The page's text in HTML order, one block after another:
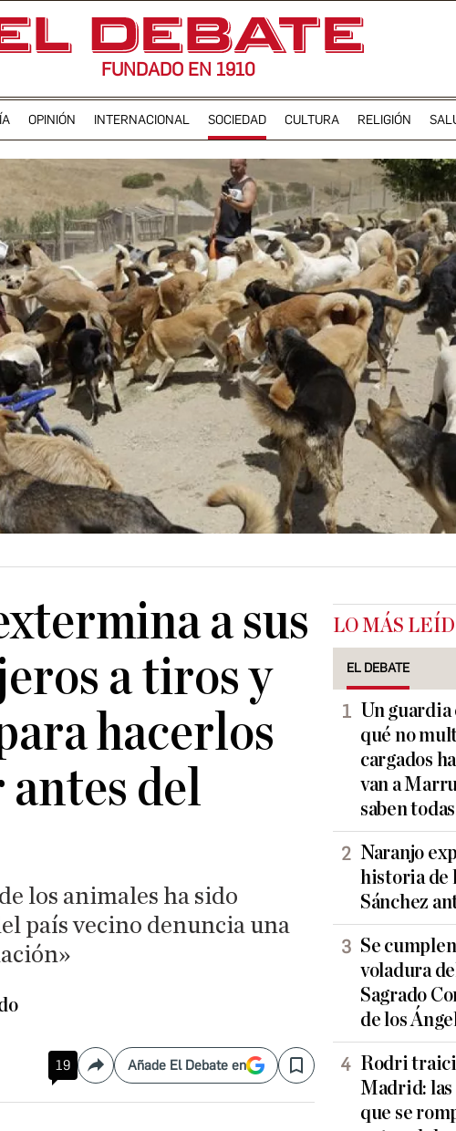
FUNDADO EN 1910
OPINIÓN INTERNACIONAL SOCIEDAD CULTURA RELIGIÓN
a sus
a tiros y
hacerlos
antes del
los animales ha sido
país vecino denuncia una
19 CompartirAñade El Debate en Save
LO MÁS
EL DEBATE
Un
qué no
cargados
van a
saben
Naranjo
historia de
Sánchez
Se
voladura
Sagrado
de los
Rodri
Madrid: las
que se